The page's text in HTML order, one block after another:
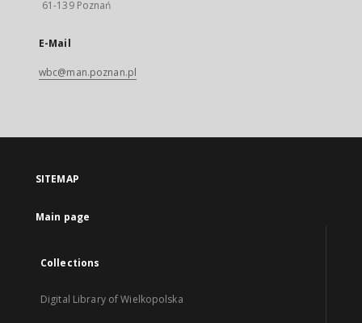
61-139 Poznań
E-Mail
wbc@man.poznan.pl
SITEMAP
Main page
Collections
Digital Library of Wielkopolska